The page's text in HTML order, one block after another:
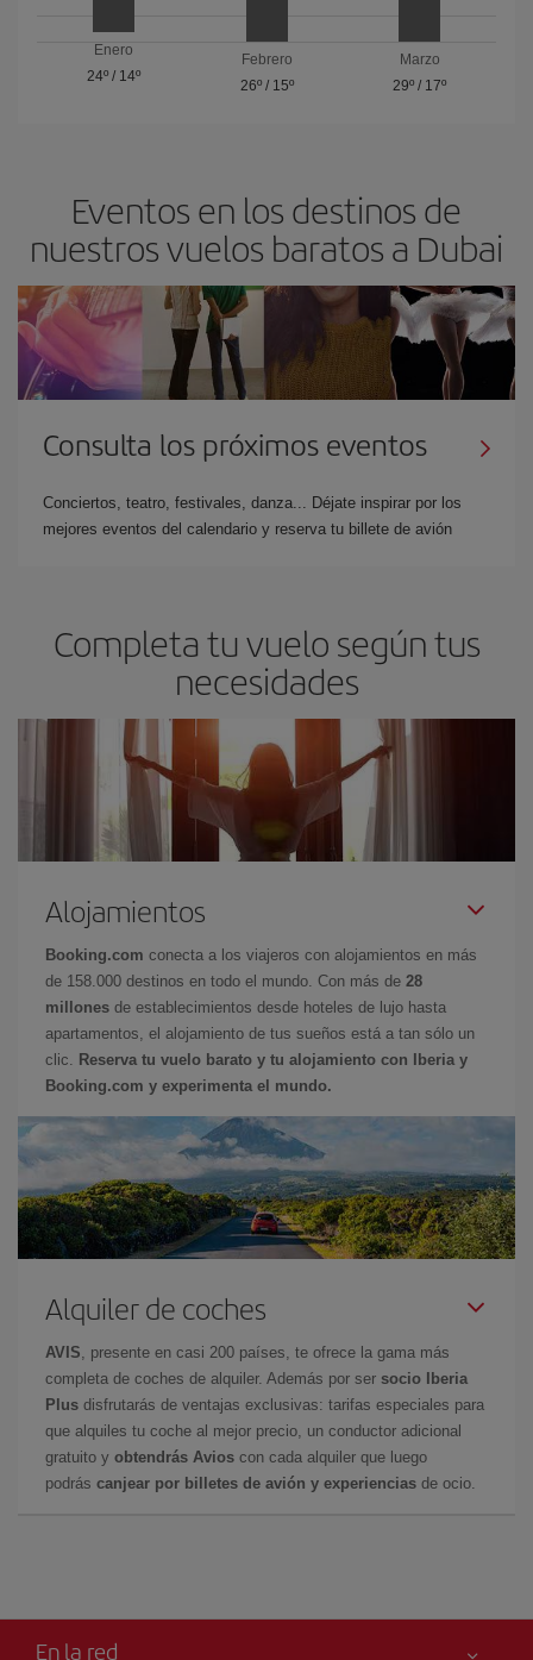
Enero
24º/ 14º
Febrero
26º/ 15º
Marzo
29º / 17º
Eventos en los destinos de
nuestros vuelos baratos a Dubai
Consulta los próximos eventos
Conciertos, teatro, festivales, danza... Déjate inspirar por los
mejores eventos del calendario y reserva tu billete de avión
Completa tu vuelo según tus
necesidades
Alojamientos
Booking.com conecta a los viajeros con alojamientos en más
de 158.000 destinos en todo el mundo. Con más de 28
millones de establecimientos desde hoteles de lujo hasta
apartamentos, el alojamiento de tus sueños está a tan sólo un
clic.
Reserva tu vuelo barato y tu alojamiento con Iberia y
Booking.com y experimenta el mundo.
Alquiler de coches
AVIS , presente en casi 200 países, te ofrece la gama más
completa de coches de alquiler. Además por ser socio Iberia
Plus disfrutarás de ventajas exclusivas: tarifas especiales para
que alquiles tu coche al mejor precio, un conductor adicional
gratuito y obtendrás Avios con cada alquiler que luego
podrás canjear por billetes de avión y experiencias de ocio.
En la red